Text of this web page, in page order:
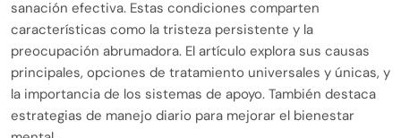
sanación efectiva. Estas condiciones comparten
características como la tristeza persistente y la
preocupación abrumadora. El artículo explora sus causas
principales, opciones de tratamiento universales y únicas, y
la importancia de los sistemas de apoyo. También destaca
estrategias de manejo diario para mejorar el bienestar